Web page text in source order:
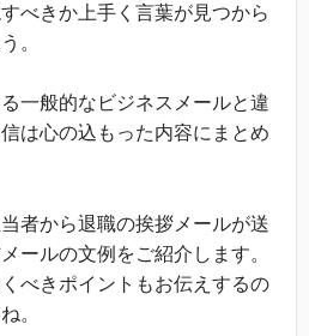
べきか上手く言葉が見つから
。
一般的なビジネスメールと違
は心の込もった内容にまとめ
者から退職の挨拶メールが送
ールの文例をご紹介します。
べきポイントもお伝えするの
。